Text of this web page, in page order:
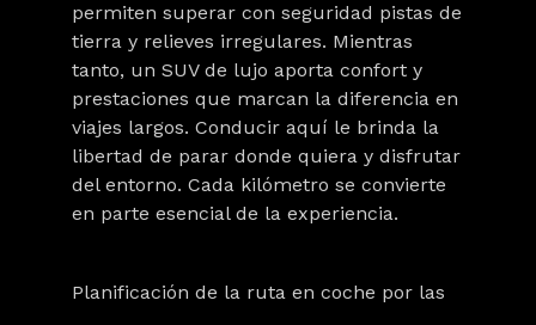
permiten superar con seguridad pistas de
tierra y relieves irregulares. Mientras
tanto, un SUV de lujo aporta confort y
prestaciones que marcan la diferencia en
viajes largos. Conducir aquí le brinda la
libertad de parar donde quiera y disfrutar
del entorno. Cada kilómetro se convierte
en parte esencial de la experiencia.
Planificación de la ruta en coche por las